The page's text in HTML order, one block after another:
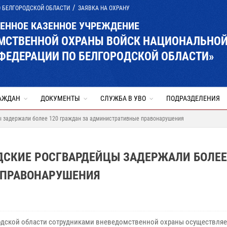
ОБЛАСТИ ЗАЯВКА НА ОХРАНУ
КАЗЕННОЕ УЧРЕЖДЕНИЕ
ОХРАНЫ ВОЙСК
ПО БЕЛГОРОДСКОЙ ОБЛАСТИ»
ДОКУМЕНТЫ СЛУЖБА В УВО ПОДРАЗДЕЛЕНИЯ
более 120 граждан за административные правонарушения
РОСГВАРДЕЙЦЫ ЗАДЕРЖАЛИ БОЛЕЕ
области сотрудниками вневедомственной охраны